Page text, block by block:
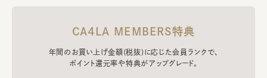
CA4LA MEMBERS特典
年間のお買い上げ金額(税抜)に応じた会員ランクで、
ポイント還元率や特典がアップグレード。